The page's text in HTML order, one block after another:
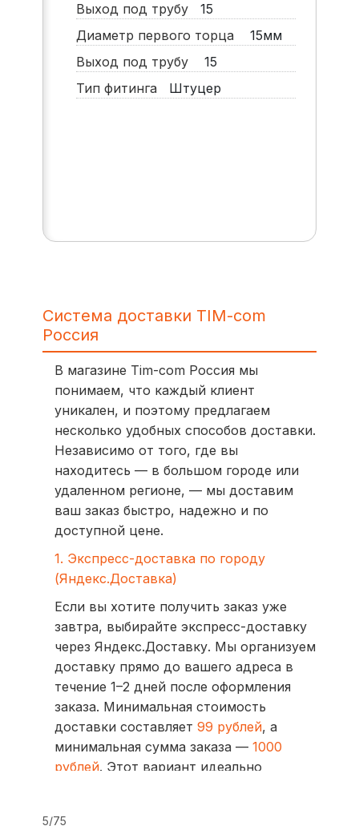
Выход под трубу
15
Диаметр первого торца
15мм
Выход под трубу
15
Тип фитинга
Штуцер
Система доставки TIM-com
Россия
В магазине Tim-com Россия мы
понимаем, что каждый клиент
уникален, и поэтому предлагаем
несколько удобных способов доставки.
Независимо от того, где вы
находитесь — в большом городе или
удаленном регионе, — мы доставим
ваш заказ быстро, надежно и по
доступной цене.
1. Экспресс-доставка по городу
(Яндекс.Доставка)
Если вы хотите получить заказ уже
завтра, выбирайте экспресс-доставку
через Яндекс.Доставку. Мы организуем
доставку прямо до вашего адреса в
течение 1–2 дней после оформления
заказа. Минимальная стоимость
доставки составляет 99 рублей, а
минимальная сумма заказа — 1000
рублей. Этот вариант идеально
5/75